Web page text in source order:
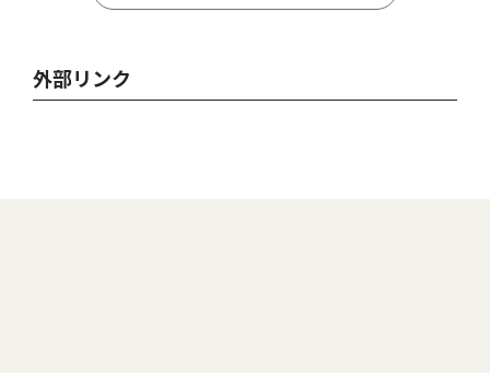
外部リンク